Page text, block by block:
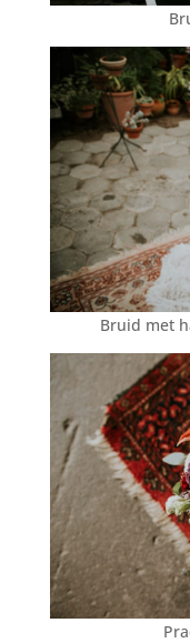
Bruid met